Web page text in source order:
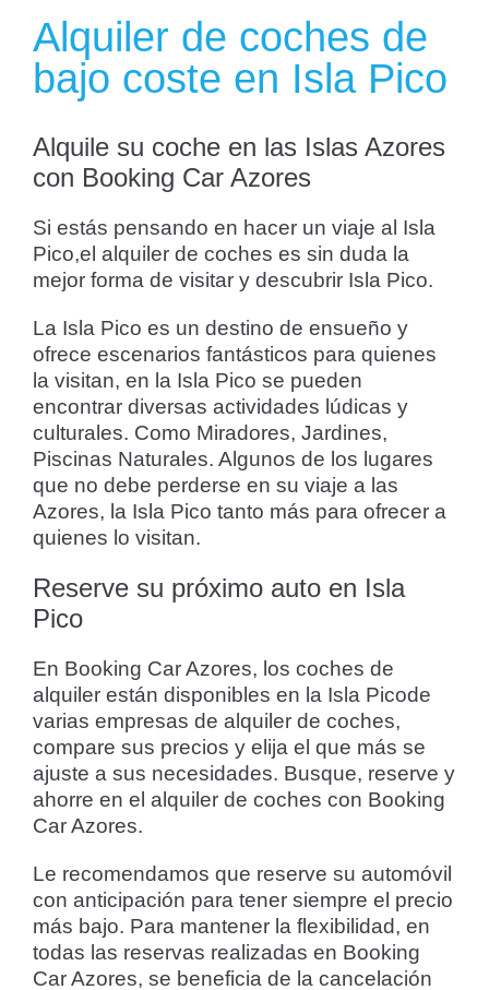
Alquiler de coches de
bajo coste en Isla Pico
Alquile su coche en las Islas Azores
con Booking Car Azores
Si estás pensando en hacer un viaje al Isla
Pico,el alquiler de coches es sin duda la
mejor forma de visitar y descubrir Isla Pico.
La Isla Pico es un destino de ensueño y
ofrece escenarios fantásticos para quienes
la visitan, en la Isla Pico se pueden
encontrar diversas actividades lúdicas y
culturales. Como Miradores, Jardines,
Piscinas Naturales. Algunos de los lugares
que no debe perderse en su viaje a las
Azores, la Isla Pico tanto más para ofrecer a
quienes lo visitan.
Reserve su próximo auto en Isla
Pico
En Booking Car Azores, los coches de
alquiler están disponibles en la Isla Picode
varias empresas de alquiler de coches,
compare sus precios y elija el que más se
ajuste a sus necesidades. Busque, reserve y
ahorre en el alquiler de coches con Booking
Car Azores.
Le recomendamos que reserve su automóvil
con anticipación para tener siempre el precio
más bajo. Para mantener la flexibilidad, en
todas las reservas realizadas en Booking
Car Azores, se beneficia de la cancelación